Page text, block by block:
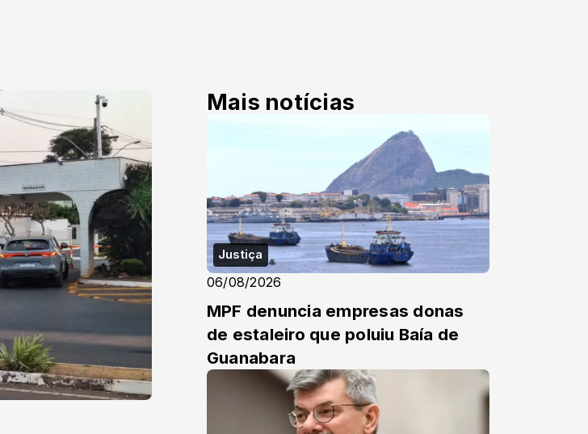
Mais notícias
Justiça
06/08/2026
MPF denuncia empresas donas
de estaleiro que poluiu Baía de
Guanabara